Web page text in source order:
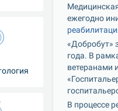
ежегодно
«Добробут»
года. В
ветеранами
В процессе